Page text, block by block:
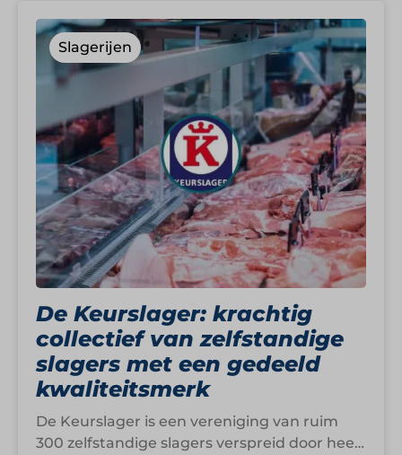
Slagerijen
De Keurslager: krachtig
collectief van zelfstandige
slagers met een gedeeld
kwaliteitsmerk
De Keurslager is een vereniging van ruim
300 zelfstandige slagers verspreid door heel